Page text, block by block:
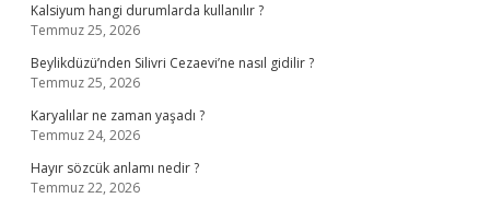
Kalsiyum hangi durumlarda kullanılır ?
Temmuz 25, 2026
Beylikdüzü’nden Silivri Cezaevi’ne nasıl gidilir ?
Temmuz 25, 2026
Karyalılar ne zaman yaşadı ?
Temmuz 24, 2026
Hayır sözcük anlamı nedir ?
Temmuz 22, 2026